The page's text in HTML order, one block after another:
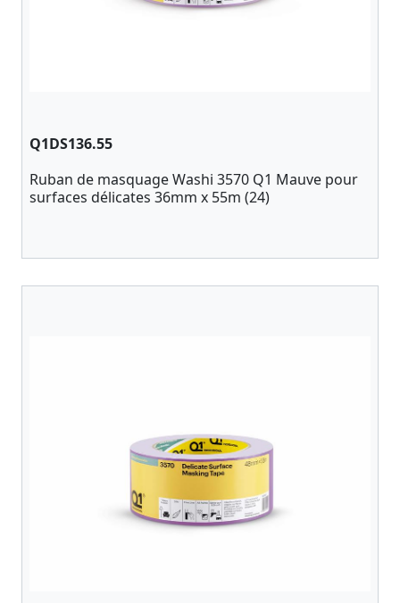
Q1DS136.55
Ruban de masquage Washi 3570 Q1 Mauve pour
surfaces délicates 36mm x 55m (24)